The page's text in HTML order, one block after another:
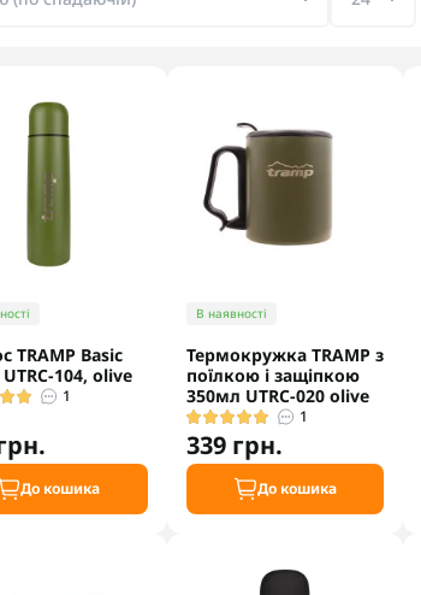
TRAMP Basic
104, olive
1
До кошика
В наявності
Термокружка TRAMP з
поїлкою і защіпкою
350мл UTRC-020 olive
1
339 грн.
До кошика